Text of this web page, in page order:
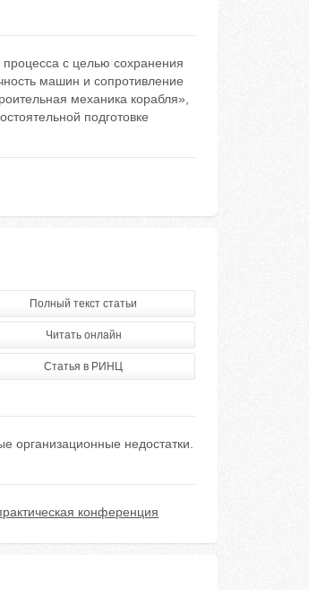
процесса с целью сохранения
машин и сопротивление
механика корабля»,
подготовке
Полный текст статьи
Читать онлайн
Статья в РИНЦ
организационные недостатки.
конференция